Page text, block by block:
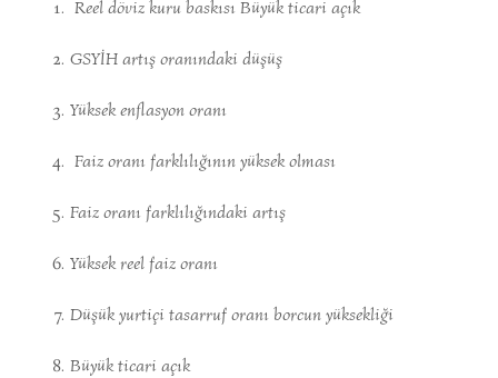
Reel döviz kuru baskısı Büyük ticari açık
GSYİH artış oranındaki düşüş
Yüksek enflasyon oranı
Faiz oranı farklılığının yüksek olması
Faiz oranı farklılığındaki artış
Yüksek reel faiz oranı
Düşük yurtiçi tasarruf oranı borcun yüksekliği
Büyük ticari açık